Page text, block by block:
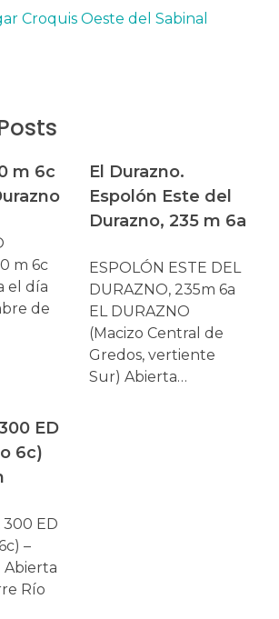
Croquis Oeste del Sabinal
m 6c
m 6c
el día
de
El Durazno.
Espolón Este del
Durazno, 235 m 6a
ESPOLÓN ESTE DEL
DURAZNO, 235m 6a
EL DURAZNO
(Macizo Central de
Gredos, vertiente
Sur) Abierta…
ED
6c)
300 ED
–
Abierta
Río